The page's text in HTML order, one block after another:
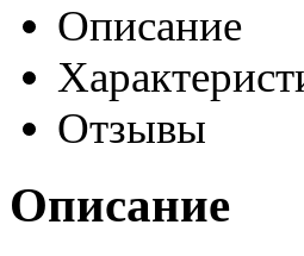
Описание
Отзывы
Описание